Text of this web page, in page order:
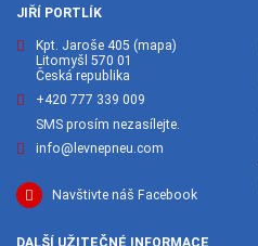
JIŘÍ PORTLÍK
Kpt. Jaroše 405 (mapa)
Litomyšl 570 01
Česká republika
+420 777 339 009
SMS prosím nezasílejte.
info@levnepneu.com
Navštivte náš Facebook
DALŠÍ UŽITEČNÉ INFORMACE